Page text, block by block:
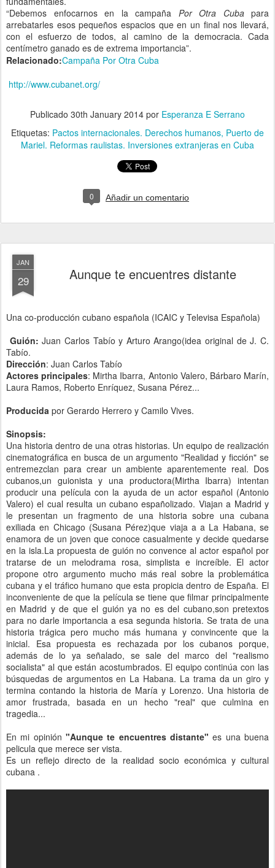
“Debemos enfocarnos en la campaña Por Otra Cubapara
arrebatarles esos pequeños espacios que en un final nos llevará,
con el esfuerzo de todos, al camino de la democracia. Cada
centímetro ganado es de extrema importancia”.
Relacionado:Campaña Por Otra Cuba
http://www.cubanet.org/
Publicado 30th January 2014 por Esperanza E Serrano
Etiquetas: Pactos internacionales. Derechos humanos Puerto de
Mariel. Reformas raulistas. Inversiones extranjeras en Cuba
0 Añadir un comentario
JAN
29 Aunque te encuentres distante
Una co-producción cubano española (ICAIC y Televisa Española)
Guión: Juan Carlos Tabío y Arturo Arango(idea original de J. C.
Tabío.
Dirección: Juan Carlos Tabío
Actores principales: Mirtha Ibarra, Antonio Valero, Bárbaro Marín,
Laura Ramos, Roberto Enríquez, Susana Pérez...
Producida por Gerardo Herrero y Camilo Vives.
Sinopsis:
Una historia dentro de una otras historias. Un equipo de realización
cinematográfica en busca de un argumento "Realidad y ficción" se
entremezclan para crear un ambiente aparentemente real. Dos
cubanos,un guionista y una productora(Mirtha Ibarra) intentan
producir una película con la ayuda de un actor español (Antonio
Valero) el cual resulta un cubano españolizado. Viajan a Madrid y
le presentan un fragmento de una historia sobre una cubana
exiliada en Chicago (Susana Pérez)que viaja a a La Habana, se
enamora de un joven que conoce casualmente y decide quedarse
en la isla.La propuesta de guión no convence al actor español por
tratarse de un melodrama rosa, simplista e increíble. El actor
propone otro argumento mucho más real sobre la problemática
cubana y el tráfico humano que esta propicia dentro de España. El
inconveniente de que la película se tiene que filmar principalmente
en Madrid y de que el guión ya no es del cubano,son pretextos
para no darle importancia a esa segunda historia. Se trata de una
historia trágica pero mucho más humana y convincente que la
inicial. Esa propuesta es rechazada por los cubanos porque,
además de lo ya señalado, se sale del marco del "realismo
socialista" al que están acostumbrados. El equipo continúa con las
búsquedas de argumentos en La Habana. La trama da un giro y
termina contando la historia de María y Lorenzo. Una historia de
amor frustrada, basada en un hecho "real" que culmina en
tragedia...
En mi opinión "Aunque te encuentres distante" es una buena
pelicula que merece ser vista.
Es un reflejo directo de la realidad socio económica y cultural
cubana .